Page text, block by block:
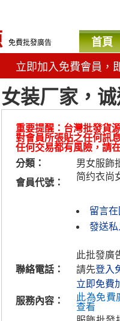
免費批發廣告 首頁
立即加入免費會員，
女装厂家，
重要提醒：台灣批發貨
對會員所張貼之任何訊
任何交易都有風險，請
分類：
男女服飾
會員代號：
简约衣尚
留言
發送
聯絡電話：
此批發廣
請先登入
立即免費
服務內容：
此為免費
查看